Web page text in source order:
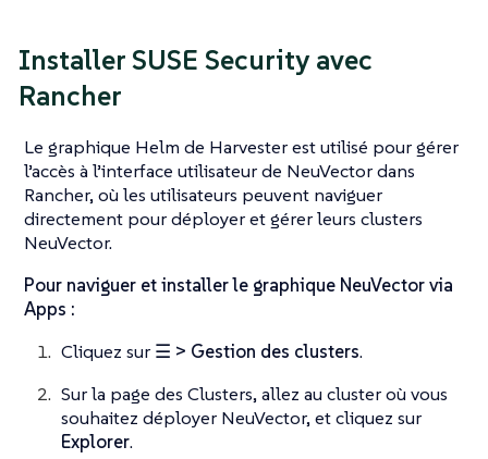
Installer SUSE Security avec
Rancher
Le graphique Helm de Harvester est utilisé pour gérer
l’accès à l’interface utilisateur de NeuVector dans
Rancher, où les utilisateurs peuvent naviguer
directement pour déployer et gérer leurs clusters
NeuVector.
Pour naviguer et installer le graphique NeuVector via
Apps :
Cliquez sur ☰ > Gestion des clusters.
Sur la page des Clusters, allez au cluster où vous
souhaitez déployer NeuVector, et cliquez sur
Explorer.